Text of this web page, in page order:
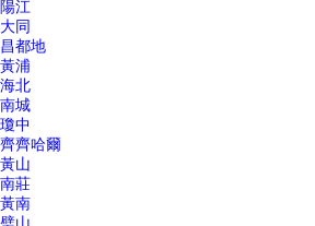
陽江
大同
昌都地
黃浦
海北
南城
瓊中
齊齊哈爾
黃山
南莊
黃南